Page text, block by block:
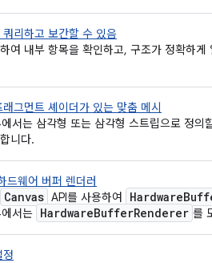
쿼리하고 보간할 수 있음
여 내부 항목을 확인하고, 구조가 정확하
그먼트 셰이더가 있는 맞춤 메시
서는 삼각형 또는 삼각형 스트립으로 정의
니다.
드웨어 버퍼 렌더러
Canvas API를 사용하여 Hardware
서는 HardwareBufferRenderer 를
정